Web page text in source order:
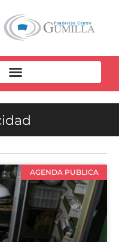
AGENDA PUBLICA